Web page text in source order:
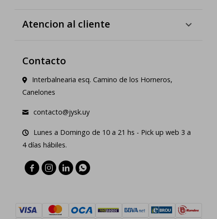
Atencion al cliente
Contacto
Interbalnearia esq. Camino de los Horneros,
Canelones
contacto@jysk.uy
Lunes a Domingo de 10 a 21 hs - Pick up web 3 a
4 días hábiles.
   